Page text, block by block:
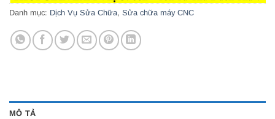
Danh mục: Dịch Vụ Sửa Chữa, Sửa chữa máy CNC
MÔ TẢ